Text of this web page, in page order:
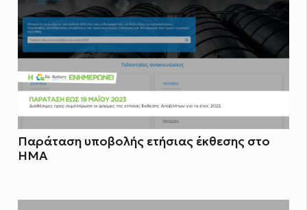
Παράταση υποβολής ετήσιας έκθεσης στο
ΗΜΑ